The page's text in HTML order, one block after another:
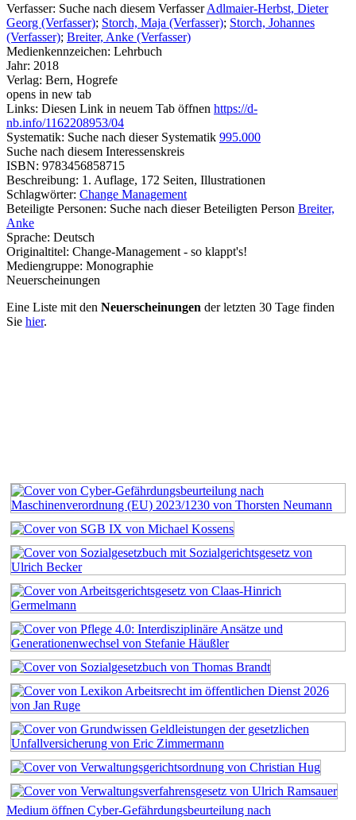
Verfasser: Suche nach diesem Verfasser Adlmaier-Herbst, Dieter
Georg (Verfasser); Storch, Maja (Verfasser); Storch, Johannes
(Verfasser); Breiter, Anke (Verfasser)
Medienkennzeichen: Lehrbuch
Jahr: 2018
Verlag: Bern, Hogrefe
opens in new tab
Links: Diesen Link in neuem Tab öffnen https://d-
nb.info/1162208953/04
Systematik: Suche nach dieser Systematik 995.000
Suche nach diesem Interessenskreis
ISBN: 9783456858715
Beschreibung: 1. Auflage, 172 Seiten, Illustrationen
Schlagwörter: Change Management
Beteiligte Personen: Suche nach dieser Beteiligten Person Breiter,
Anke
Sprache: Deutsch
Originaltitel: Change-Management - so klappt's!
Mediengruppe: Monographie
Neuerscheinungen
Eine Liste mit den Neuerscheinungen der letzten 30 Tage finden
Sie hier.
Medium öffnen Cyber-Gefährdungsbeurteilung nach